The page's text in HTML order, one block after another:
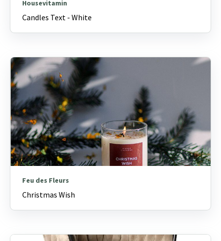
Housevitamin
Candles Text - White
Feu des Fleurs
Christmas Wish